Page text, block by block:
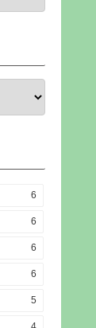
6
6
6
6
5